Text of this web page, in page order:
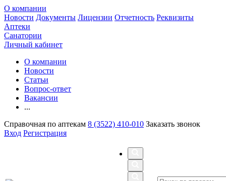
О компании
Новости Документы Лицензии Отчетность Реквизиты
Аптеки
Санатории
Личный кабинет
О компании
Новости
Статьи
Вопрос-ответ
Вакансии
...
Справочная по аптекам 8 (3522) 410-010 Заказать звонок
Вход Регистрация